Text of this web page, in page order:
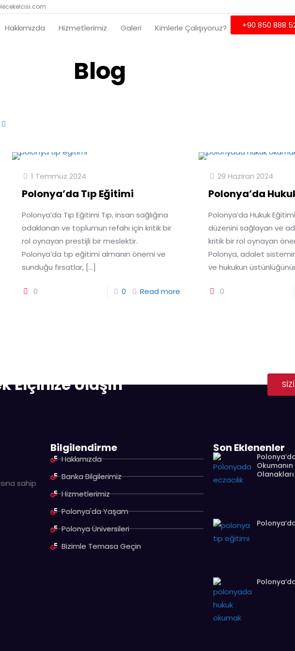
Hakkımızda Hizmetlerimiz Galeri Kimlerle Çalışıyoruz? +90 850 888
Blog
1 Temmuz 2024
Polonya’da Tıp Eğitimi
Polonya’da Tıp Eğitimi Tıp, insan sağlığına
odaklanan ve toplumun refahı için kritik bir
rol oynayan prestijli bir meslektir.
Polonya’da tıp eğitimi almanın önemi ve
sunduğu fırsatlar,[…]
0 0 Read more
29 Haziran 2024
Polonya’da
Polonya’da Hukuk
düzenini sağlayan ve
kritik bir rol oynayan
Polonya, adalet
ve hukukun
0
Elçinize Ulaşın
sahip
Bilgilendirme
Hakkımızda
Banka Bilgilerimiz
Hizmetlerimiz
Polonya'da Yaşam
Polonya Üniversileri
Bizimle Temasa Geçin
Son Eklenenler
Olanakları